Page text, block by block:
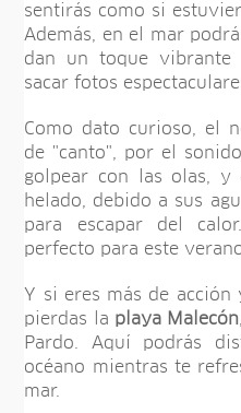
sentirás como si
Además, en el mar
dan un toque vibrante
sacar fotos
Como dato curioso, el
de "canto", por el
golpear con las olas, y
helado, debido a sus
para escapar del
perfecto para este
Y si eres más de
pierdas la playa Malecón
Pardo. Aquí podrás
océano mientras te
mar.